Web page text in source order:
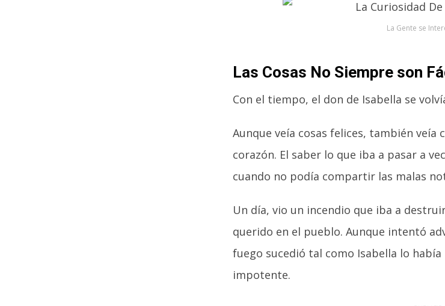
La Gente se
Las Cosas No Siempre son
Con el tiempo, el don de Isabella se
Aunque veía cosas felices, también veía
corazón. El saber lo que iba a pasar a
cuando no podía compartir las malas
Un día, vio un incendio que iba a
querido en el pueblo. Aunque intentó
fuego sucedió tal como Isabella lo
impotente.